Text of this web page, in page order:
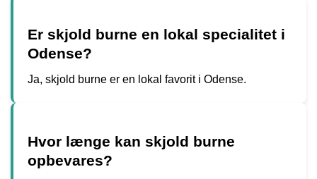
Er skjold burne en lokal specialitet i
Odense?
Ja, skjold burne er en lokal favorit i Odense.
Hvor længe kan skjold burne
opbevares?